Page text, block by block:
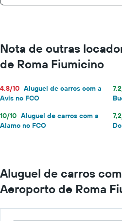
Nota de outras
de Roma Fiumicino
4,8/10 Aluguel de carros com a
Avis no FCO
10/10 Aluguel de carros com a
Alamo no FCO
Aluguel de carros
Aeroporto de Roma